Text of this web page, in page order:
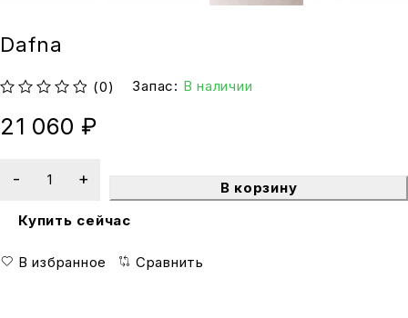
Dafna
(0) Запас: В наличии
21 060 ₽
В корзину
Купить сейчас
В избранное Сравнить